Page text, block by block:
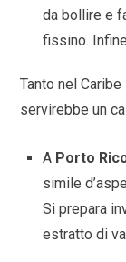
da bollire e
fissino.
Tanto nel
servirebbe un
A Porto
simile
Si prepara
estratto di